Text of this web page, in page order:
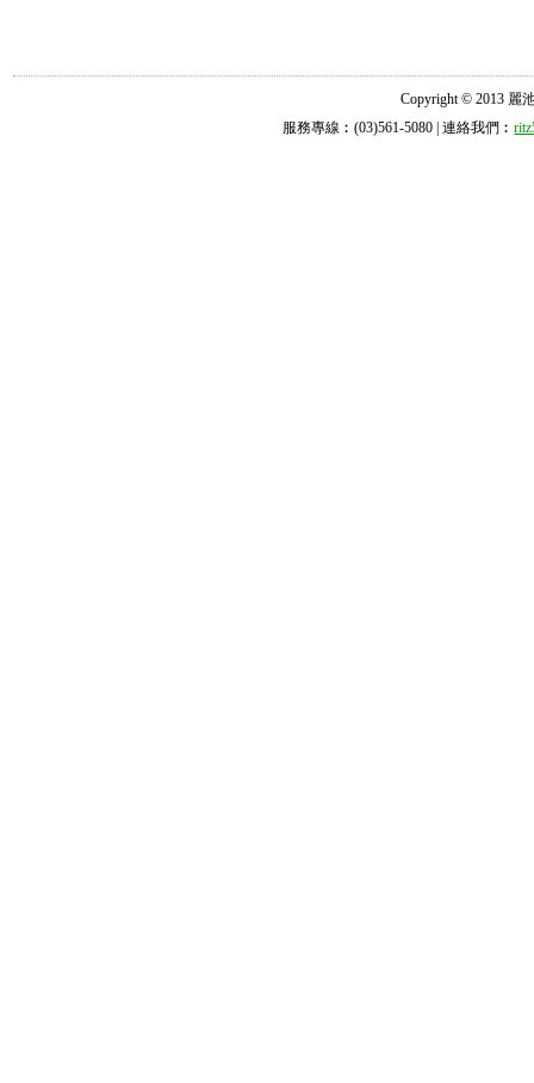
Copyright © 2013 麗
服務專線︰(03)561-5080 | 連絡我們︰